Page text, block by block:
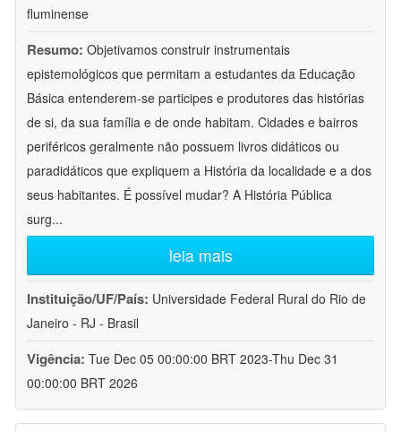
fluminense
Resumo: Objetivamos construir instrumentais
epistemológicos que permitam a estudantes da Educação
Básica entenderem-se participes e produtores das histórias
de si, da sua família e de onde habitam. Cidades e bairros
periféricos geralmente não possuem livros didáticos ou
paradidáticos que expliquem a História da localidade e a dos
seus habitantes. É possível mudar? A História Pública
surg...
leia mais
Instituição/UF/País: Universidade Federal Rural do Rio de
Janeiro - RJ - Brasil
Vigência: Tue Dec 05 00:00:00 BRT 2023-Thu Dec 31
00:00:00 BRT 2026